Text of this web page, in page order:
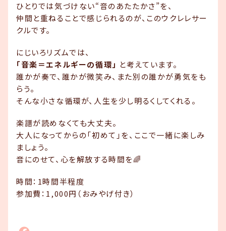
ひとりでは気づけない“音のあたたかさ”を、
仲間と重ねることで感じられるのが、このウクレレサー
クルです。
にじいろリズムでは、
「音楽＝エネルギーの循環」 と考えています。
誰かが奏で、誰かが微笑み、また別の誰かが勇気をも
らう。
そんな小さな循環が、人生を少し明るくしてくれる。
楽譜が読めなくても大丈夫。
大人になってからの「初めて」を、ここで一緒に楽しみ
ましょう。
音にのせて、心を解放する時間を🌈
時間：1時間半程度
参加費：1,000円（おみやげ付き）